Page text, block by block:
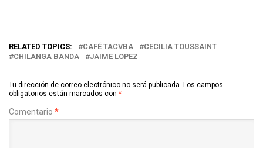
RELATED TOPICS: CAFÉ TACVBA
CECILIA TOUSSAINT
CHILANGA BANDA
JAIME LOPEZ
Tu dirección de correo electrónico no será publicada. Los campos
obligatorios están marcados con *
Comentario *